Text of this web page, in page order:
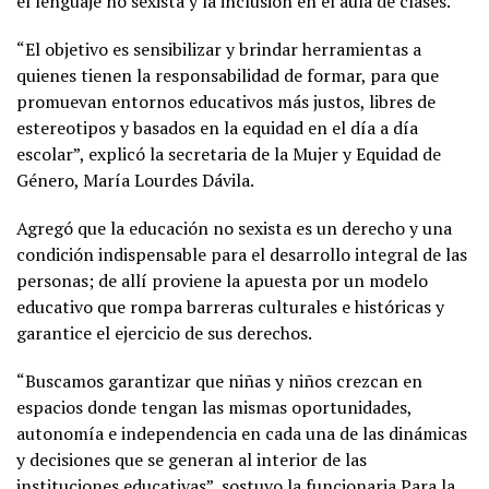
“El objetivo es sensibilizar y brindar herramientas a
quienes tienen la responsabilidad de formar, para que
promuevan entornos educativos más justos, libres de
estereotipos y basados en la equidad en el día a día
escolar”, explicó la secretaria de la Mujer y Equidad de
Género, María Lourdes Dávila.
Agregó que la educación no sexista es un derecho y una
condición indispensable para el desarrollo integral de las
personas; de allí proviene la apuesta por un modelo
educativo que rompa barreras culturales e históricas y
garantice el ejercicio de sus derechos.
“Buscamos garantizar que niñas y niños crezcan en
espacios donde tengan las mismas oportunidades,
autonomía e independencia en cada una de las dinámicas
y decisiones que se generan al interior de las